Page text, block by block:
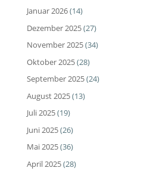
Januar 2026(14)
Dezember 2025(27)
November 2025(34)
Oktober 2025(28)
September 2025(24)
August 2025(13)
Juli 2025(19)
Juni 2025(26)
Mai 2025(36)
April 2025(28)